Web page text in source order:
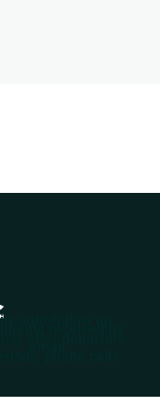
auto-follow up